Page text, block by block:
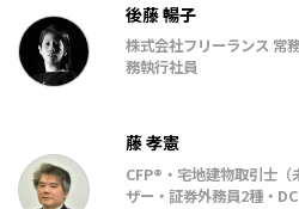
J-FLEC 金融経済教育推進
一般社団法人日本ライフ
まいの相談室」理事
後藤 暢子
株式会社フリーランス 常
務執行社員
藤 孝憲
CFP®・宅地建物取引士（
ザー・証券外務員2種・